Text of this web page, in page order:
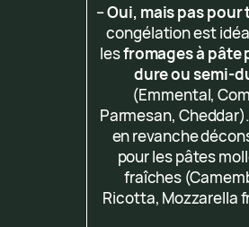
–Oui, mais pas pour
congélation est
lesfromages à pâte
dure ou semi-
(Emmental,
Parmesan,
en revanche
pour les pâtes
fraîches
Ricotta, Mozzarella